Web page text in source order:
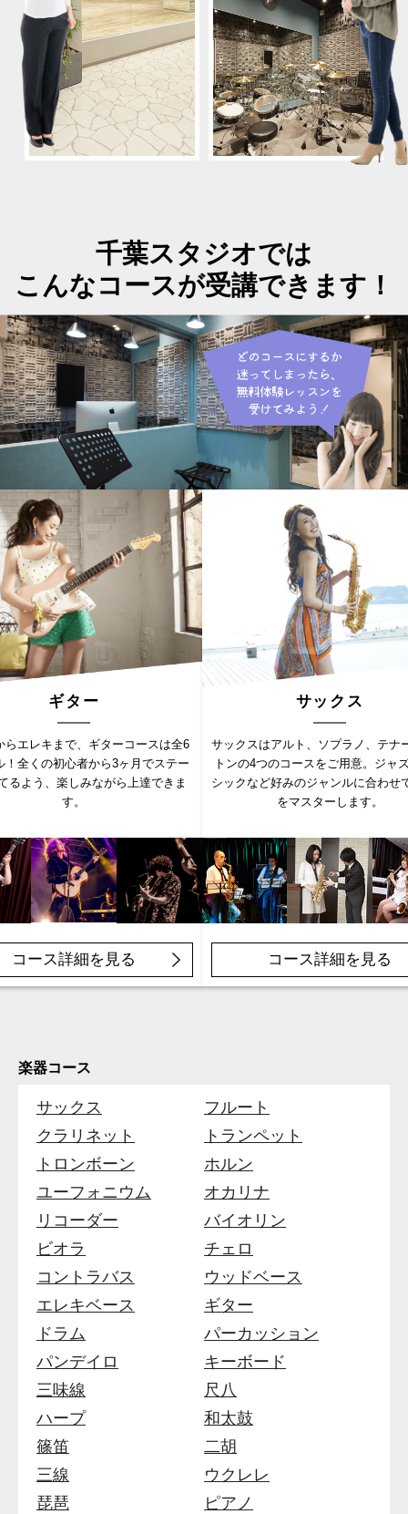
千葉スタジオでは
こんなコースが受講できます！
ギター
らエレキまで、ギターコースは全6
！全くの初心者から3ヶ月でステー
るよう、楽しみながら上達できま
す。
コース詳細を見る
サックス
サックスはアルト、ソプラノ、テナ
トンの4つのコースをご用意。ジャ
シックなど好みのジャンルに合わせ
をマスターします。
コース詳細を見る
楽器コース
サックス
フルート
クラリネット
トランペット
トロンボーン
ホルン
ユーフォニウム
オカリナ
リコーダー
バイオリン
ビオラ
チェロ
コントラバス
ウッドベース
エレキベース
ギター
ドラム
パーカッション
パンデイロ
キーボード
三味線
尺八
ハープ
和太鼓
篠笛
二胡
三線
ウクレレ
琵琶
ピアノ